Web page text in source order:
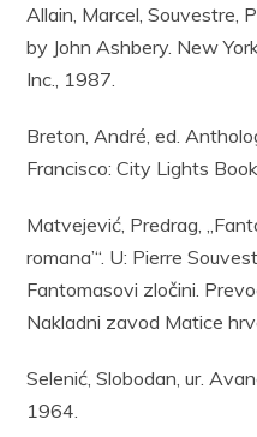
Allain, Marcel, Souvestre,
by John Ashbery. New
Inc., 1987.
Breton, André, ed.
Francisco: City Lights
Matvejević, Predrag,
romana’“. U: Pierre
Fantomasovi zločini.
Nakladni zavod Matice
Selenić, Slobodan, ur.
1964.